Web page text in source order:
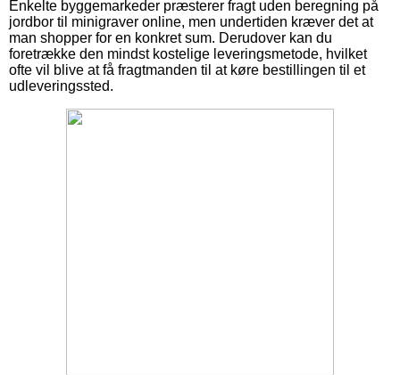
Enkelte byggemarkeder præsterer fragt uden beregning på
jordbor til minigraver online, men undertiden kræver det at
man shopper for en konkret sum. Derudover kan du
foretrække den mindst kostelige leveringsmetode, hvilket
ofte vil blive at få fragtmanden til at køre bestillingen til et
udleveringssted.